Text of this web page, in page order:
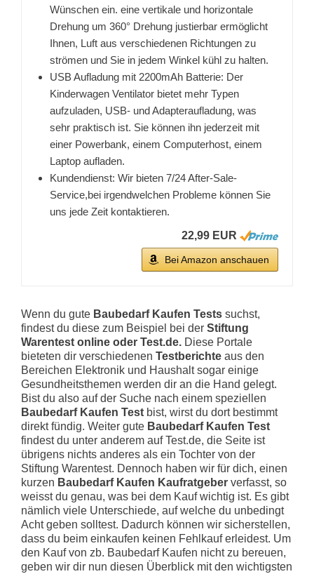
Wünschen ein. eine vertikale und horizontale
Drehung um 360° Drehung justierbar ermöglicht
Ihnen, Luft aus verschiedenen Richtungen zu
strömen und Sie in jedem Winkel kühl zu halten.
USB Aufladung mit 2200mAh Batterie: Der
Kinderwagen Ventilator bietet mehr Typen
aufzuladen, USB- und Adapteraufladung, was
sehr praktisch ist. Sie können ihn jederzeit mit
einer Powerbank, einem Computerhost, einem
Laptop aufladen.
Kundendienst: Wir bieten 7/24 After-Sale-
Service,bei irgendwelchen Probleme können Sie
uns jede Zeit kontaktieren.
22,99 EUR
Bei Amazon anschauen
Wenn du gute Baubedarf Kaufen Tests suchst,
findest du diese zum Beispiel bei der Stiftung
Warentest online oder Test.de. Diese Portale
bieteten dir verschiedenen Testberichte aus den
Bereichen Elektronik und Haushalt sogar einige
Gesundheitsthemen werden dir an die Hand gelegt.
Bist du also auf der Suche nach einem speziellen
Baubedarf Kaufen Test bist, wirst du dort bestimmt
direkt fündig. Weiter gute Baubedarf Kaufen Test
findest du unter anderem auf Test.de, die Seite ist
übrigens nichts anderes als ein Tochter von der
Stiftung Warentest. Dennoch haben wir für dich, einen
kurzen Baubedarf Kaufen Kaufratgeber verfasst, so
weisst du genau, was bei dem Kauf wichtig ist. Es gibt
nämlich viele Unterschiede, auf welche du unbedingt
Acht geben solltest. Dadurch können wir sicherstellen,
dass du beim einkaufen keinen Fehlkauf erleidest. Um
den Kauf von zb. Baubedarf Kaufen nicht zu bereuen,
geben wir dir nun diesen Überblick mit den wichtigsten